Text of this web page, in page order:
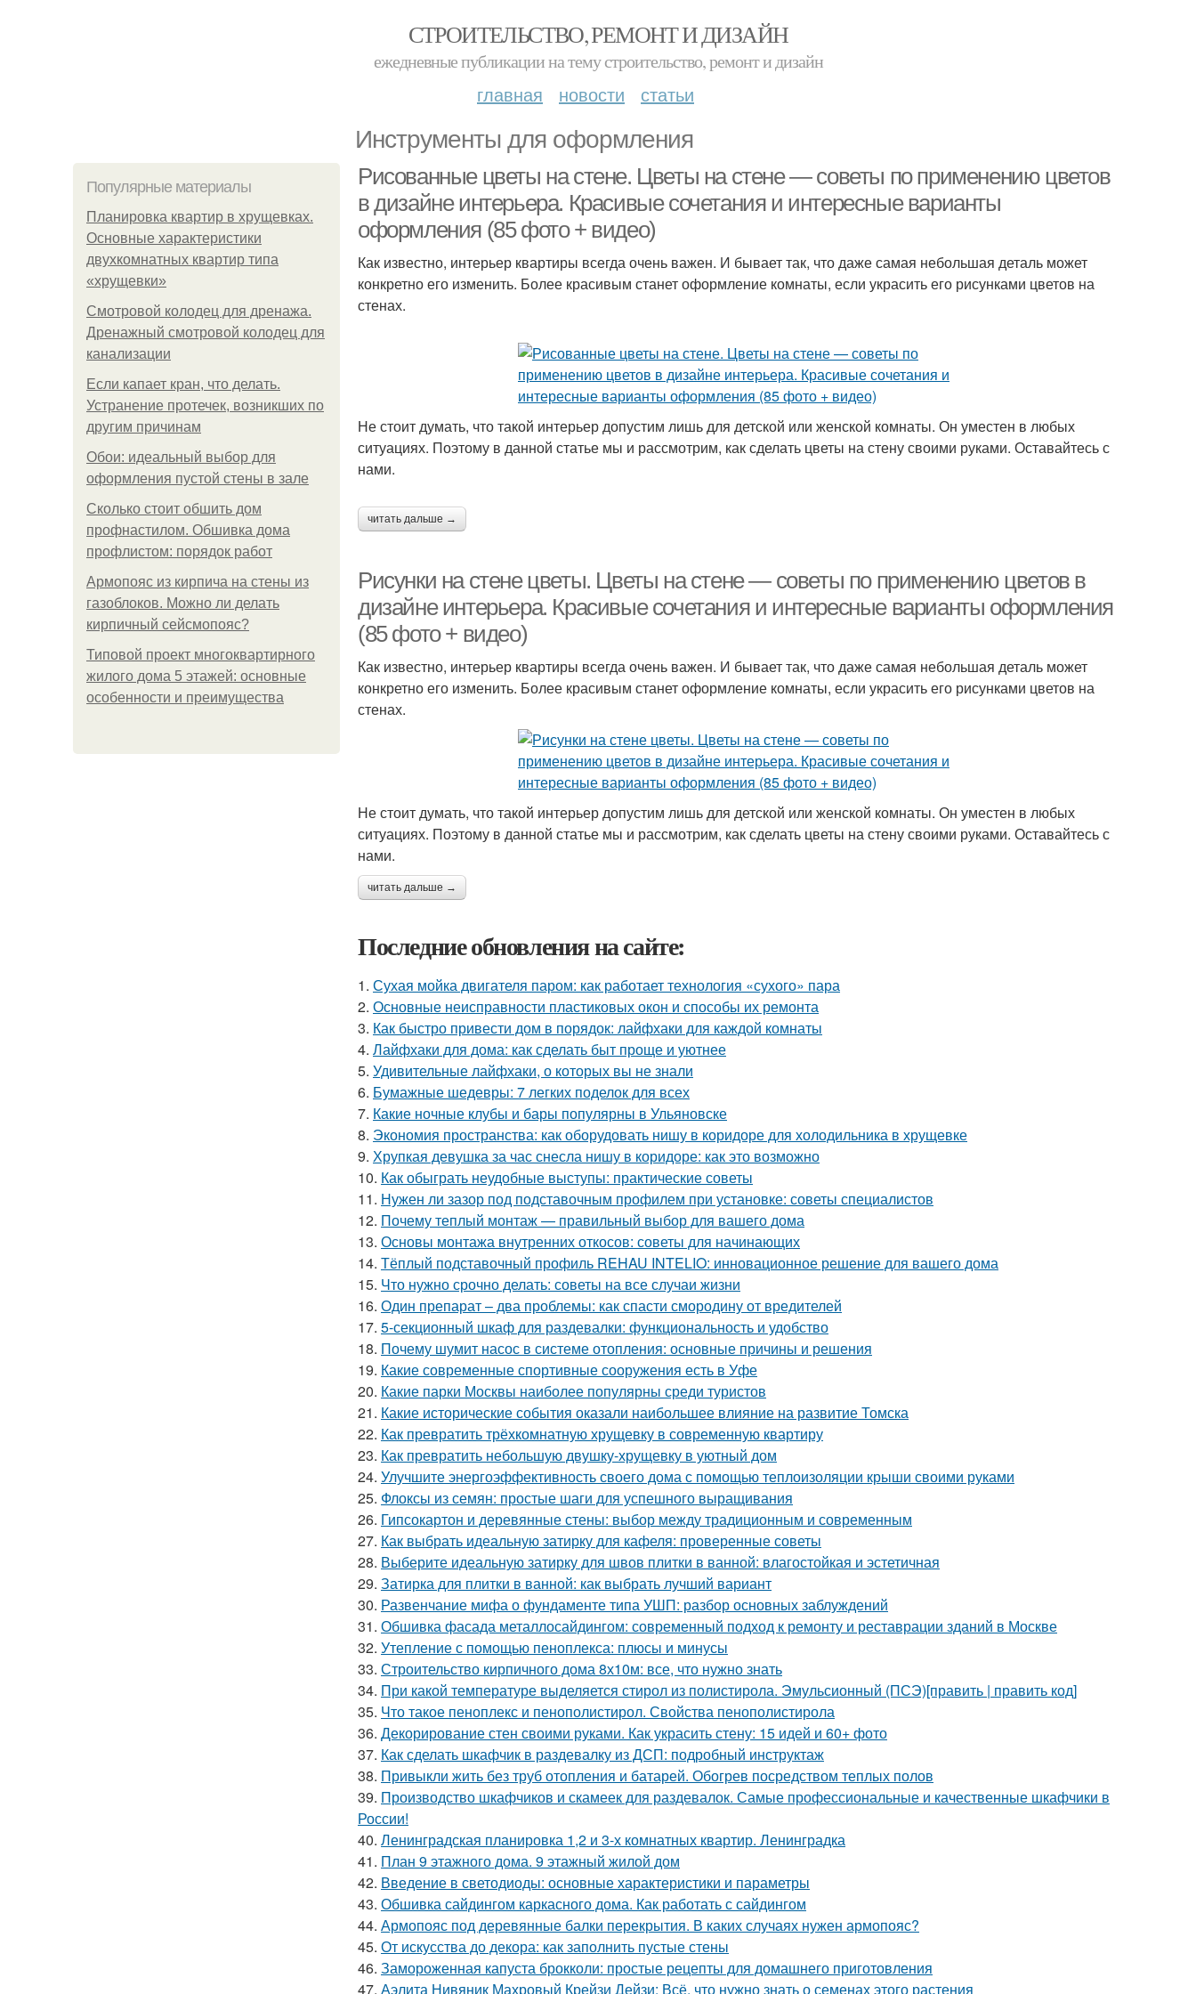
СТРОИТЕЛЬСТВО, РЕМОНТ И ДИЗАЙН
ежедневные публикации на тему строительство, ремонт и дизайн
главная новости статьи
Инструменты для оформления
Популярные материалы
Планировка квартир в хрущевках.
Основные характеристики
двухкомнатных квартир типа
«хрущевки»
Смотровой колодец для дренажа.
Дренажный смотровой колодец для
канализации
Если капает кран, что делать.
Устранение протечек, возникших по
другим причинам
Обои: идеальный выбор для
оформления пустой стены в зале
Сколько стоит обшить дом
профнастилом. Обшивка дома
профлистом: порядок работ
Армопояс из кирпича на стены из
газоблоков. Можно ли делать
кирпичный сейсмопояс?
Типовой проект многоквартирного
жилого дома 5 этажей: основные
особенности и преимущества
Рисованные цветы на стене. Цветы на стене — советы по применению цветов
в дизайне интерьера. Красивые сочетания и интересные варианты
оформления (85 фото + видео)
Как известно, интерьер квартиры всегда очень важен. И бывает так, что даже самая небольшая деталь может
конкретно его изменить. Более красивым станет оформление комнаты, если украсить его рисунками цветов на
стенах.
Не стоит думать, что такой интерьер допустим лишь для детской или женской комнаты. Он уместен в любых
ситуациях. Поэтому в данной статье мы и рассмотрим, как сделать цветы на стену своими руками. Оставайтесь с
нами.
читать дальше →
Рисунки на стене цветы. Цветы на стене — советы по применению цветов в
дизайне интерьера. Красивые сочетания и интересные варианты оформления
(85 фото + видео)
Как известно, интерьер квартиры всегда очень важен. И бывает так, что даже самая небольшая деталь может
конкретно его изменить. Более красивым станет оформление комнаты, если украсить его рисунками цветов на
стенах.
Не стоит думать, что такой интерьер допустим лишь для детской или женской комнаты. Он уместен в любых
ситуациях. Поэтому в данной статье мы и рассмотрим, как сделать цветы на стену своими руками. Оставайтесь с
нами.
читать дальше →
Последние обновления на сайте:
1. Сухая мойка двигателя паром: как работает технология «сухого» пара
2. Основные неисправности пластиковых окон и способы их ремонта
3. Как быстро привести дом в порядок: лайфхаки для каждой комнаты
4. Лайфхаки для дома: как сделать быт проще и уютнее
5. Удивительные лайфхаки, о которых вы не знали
6. Бумажные шедевры: 7 легких поделок для всех
7. Какие ночные клубы и бары популярны в Ульяновске
8. Экономия пространства: как оборудовать нишу в коридоре для холодильника в хрущевке
9. Хрупкая девушка за час снесла нишу в коридоре: как это возможно
10. Как обыграть неудобные выступы: практические советы
11. Нужен ли зазор под подставочным профилем при установке: советы специалистов
12. Почему теплый монтаж — правильный выбор для вашего дома
13. Основы монтажа внутренних откосов: советы для начинающих
14. Тёплый подставочный профиль REHAU INTELIO: инновационное решение для вашего дома
15. Что нужно срочно делать: советы на все случаи жизни
16. Один препарат – два проблемы: как спасти смородину от вредителей
17. 5-секционный шкаф для раздевалки: функциональность и удобство
18. Почему шумит насос в системе отопления: основные причины и решения
19. Какие современные спортивные сооружения есть в Уфе
20. Какие парки Москвы наиболее популярны среди туристов
21. Какие исторические события оказали наибольшее влияние на развитие Томска
22. Как превратить трёхкомнатную хрущевку в современную квартиру
23. Как превратить небольшую двушку-хрущевку в уютный дом
24. Улучшите энергоэффективность своего дома с помощью теплоизоляции крыши своими руками
25. Флоксы из семян: простые шаги для успешного выращивания
26. Гипсокартон и деревянные стены: выбор между традиционным и современным
27. Как выбрать идеальную затирку для кафеля: проверенные советы
28. Выберите идеальную затирку для швов плитки в ванной: влагостойкая и эстетичная
29. Затирка для плитки в ванной: как выбрать лучший вариант
30. Развенчание мифа о фундаменте типа УШП: разбор основных заблуждений
31. Обшивка фасада металлосайдингом: современный подход к ремонту и реставрации зданий в Москве
32. Утепление с помощью пеноплекса: плюсы и минусы
33. Строительство кирпичного дома 8х10м: все, что нужно знать
34. При какой температуре выделяется стирол из полистирола. Эмульсионный (ПСЭ)[править | править код]
35. Что такое пеноплекс и пенополистирол. Свойства пенополистирола
36. Декорирование стен своими руками. Как украсить стену: 15 идей и 60+ фото
37. Как сделать шкафчик в раздевалку из ДСП: подробный инструктаж
38. Привыкли жить без труб отопления и батарей. Обогрев посредством теплых полов
39. Производство шкафчиков и скамеек для раздевалок. Самые профессиональные и качественные шкафчики в
России!
40. Ленинградская планировка 1,2 и 3-х комнатных квартир. Ленинградка
41. План 9 этажного дома. 9 этажный жилой дом
42. Введение в светодиоды: основные характеристики и параметры
43. Обшивка сайдингом каркасного дома. Как работать с сайдингом
44. Армопояс под деревянные балки перекрытия. В каких случаях нужен армопояс?
45. От искусства до декора: как заполнить пустые стены
46. Замороженная капуста брокколи: простые рецепты для домашнего приготовления
47. Аэлита Нивяник Махровый Крейзи Дейзи: Всё, что нужно знать о семенах этого растения